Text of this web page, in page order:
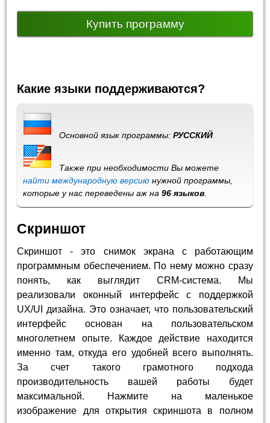
Купить программу
Какие языки поддерживаются?
Основной язык программы:РУССКИЙ
Также при необходимости Вы можете
найти международную версию нужной программы,
которые у нас переведены аж на96 языков.
Скриншот
Скриншот - это снимок экрана с работающим
программным обеспечением. По нему можно сразу
понять, как выглядит CRM-система. Мы
реализовали оконный интерфейс с поддержкой
UX/UI дизайна. Это означает, что пользовательский
интерфейс основан на пользовательском
многолетнем опыте. Каждое действие находится
именно там, откуда его удобней всего выполнять.
За счет такого грамотного подхода
производительность вашей работы будет
максимальной. Нажмите на маленькое
изображение для открытия скриншота в полном